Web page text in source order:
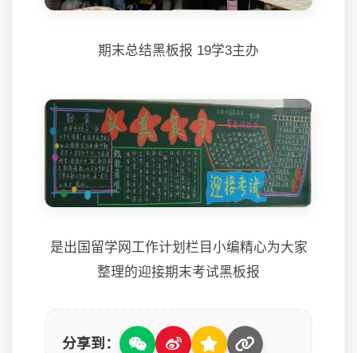
期末总结黑板报 19学3主办
是出国留学网工作计划栏目小编精心为大家
整理的迎接期末考试黑板报
分享到：